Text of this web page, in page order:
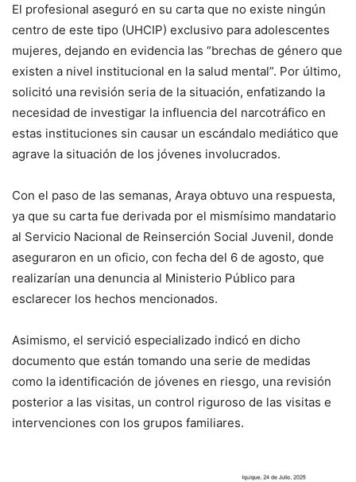
El profesional aseguró en su carta que no existe ningún
centro de este tipo (UHCIP) exclusivo para adolescentes
mujeres, dejando en evidencia las “brechas de género que
existen a nivel institucional en la salud mental”. Por último,
solicitó una revisión seria de la situación, enfatizando la
necesidad de investigar la influencia del narcotráfico en
estas instituciones sin causar un escándalo mediático que
agrave la situación de los jóvenes involucrados.
Con el paso de las semanas, Araya obtuvo una respuesta,
ya que su carta fue derivada por el mismísimo mandatario
al Servicio Nacional de Reinserción Social Juvenil, donde
aseguraron en un oficio, con fecha del 6 de agosto, que
realizarían una denuncia al Ministerio Público para
esclarecer los hechos mencionados.
Asimismo, el servició especializado indicó en dicho
documento que están tomando una serie de medidas
como la identificación de jóvenes en riesgo, una revisión
posterior a las visitas, un control riguroso de las visitas e
intervenciones con los grupos familiares.